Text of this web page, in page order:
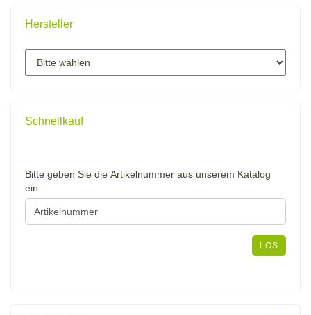
Hersteller
Schnellkauf
BITTE
GEBEN
SIE
DIE
Bitte geben Sie die Artikelnummer aus unserem Katalog
ein.
LOS